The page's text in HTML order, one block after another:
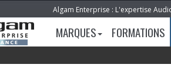
Algam Enterprise : L'expertise
MARQUES FORMATIONS